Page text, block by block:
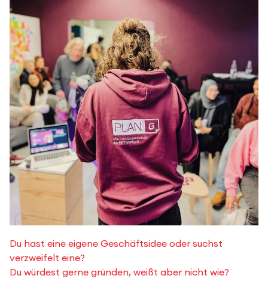
Du hast eine eigene Geschäftsidee oder suchst
verzweifelt eine?
Du würdest gerne gründen, weißt aber nicht wie?